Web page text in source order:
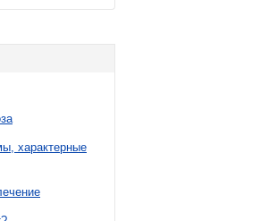
характерные